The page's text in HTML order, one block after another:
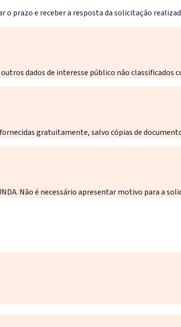
o prazo e receber a resposta da solicitação
dados de interesse público não classificados
gratuitamente, salvo cópias de
Não é necessário apresentar motivo para a